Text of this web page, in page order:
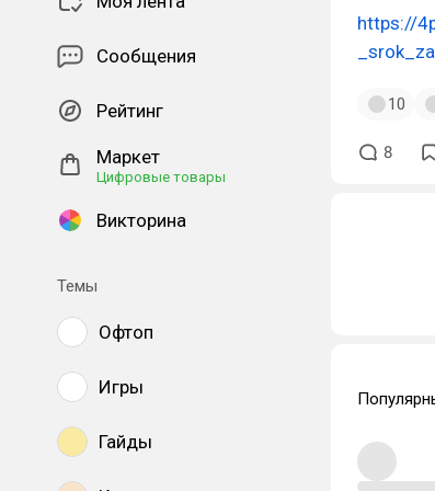
Сообщения
Рейтинг
Маркет
Цифровые товары
Викторина
Темы
Офтоп
Игры
Гайды
https://
10
8